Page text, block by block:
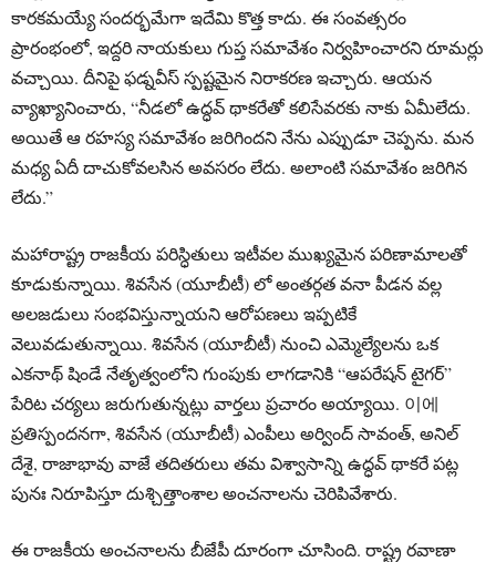
కారకమయ్యే సందర్భమేగా ఇదేమి కొత్త కాదు. ఈ సంవత్సరం
ప్రారంభంలో, ఇద్దరి నాయకులు గుప్త సమావేశం నిర్వహించారని రూమర్లు
వచ్చాయి. దీనిపై ఫడ్నవీస్ స్పష్టమైన నిరాకరణ ఇచ్చారు. ఆయన
వ్యాఖ్యానించారు, “నీడలో ఉద్ధవ్ థాకరేతో కలిసేవరకు నాకు ఏమీలేదు.
అయితే ఆ రహస్య సమావేశం జరిగిందని నేను ఎప్పుడూ చెప్పను. మన
మధ్య ఏదీ దాచుకోవలసిన అవసరం లేదు. అలాంటి సమావేశం జరిగిన
లేదు.”
మహారాష్ట్ర రాజకీయ పరిస్ధితులు ఇటీవల ముఖ్యమైన పరిణామాలతో
కూడుకున్నాయి. శివసేన (యూబీటీ) లో అంతర్గత వనా పీడన వల్ల
అలజడులు సంభవిస్తున్నాయని ఆరోపణలు ఇప్పటికే
వెలువడుతున్నాయి. శివసేన (యూబీటీ) నుంచి ఎమ్మెల్యేలను ఒక
ఎకనాథ్ షిండే నేతృత్వంలోని గుంపుకు లాగడానికి “ఆపరేషన్ టైగర్”
పేరిట చర్యలు జరుగుతున్నట్లు వార్తలు ప్రచారం అయ్యాయి. 이에
ప్రతిస్పందనగా, శివసేన (యూబీటీ) ఎంపీలు అర్వింద్ సావంత్, అనిల్
దేశై, రాజాభావు వాజే తదితరులు తమ విశ్వాసాన్ని ఉద్ధవ్ థాకరే పట్ల
పునః నిరూపిస్తూ దుశ్చిత్తాంశాల అంచనాలను చెరిపివేశారు.
ఈ రాజకీయ అంచనాలను బీజేపీ దూరంగా చూసింది. రాష్ట్ర రవాణా